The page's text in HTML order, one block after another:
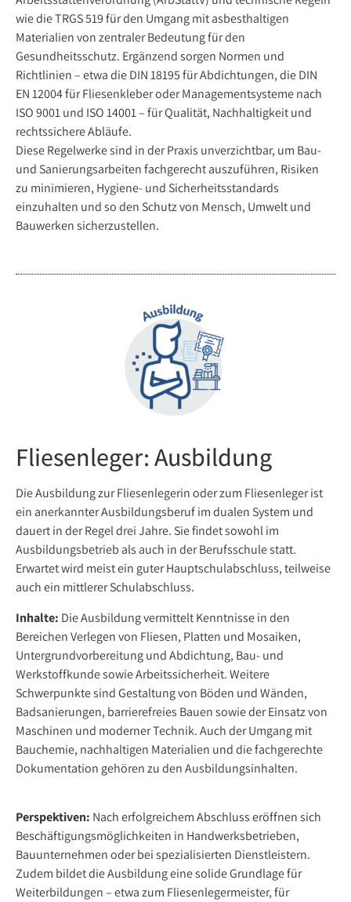
wie die TRGS 519 für den Umgang mit asbesthaltigen
Materialien von zentraler Bedeutung für den
Gesundheitsschutz. Ergänzend sorgen Normen und
Richtlinien – etwa die DIN 18195 für Abdichtungen, die DIN
EN 12004 für Fliesenkleber oder Managementsysteme nach
ISO 9001 und ISO 14001 – für Qualität, Nachhaltigkeit und
rechtssichere Abläufe.
Diese Regelwerke sind in der Praxis unverzichtbar, um Bau-
und Sanierungsarbeiten fachgerecht auszuführen, Risiken
zu minimieren, Hygiene- und Sicherheitsstandards
einzuhalten und so den Schutz von Mensch, Umwelt und
Bauwerken sicherzustellen.
Fliesenleger: Ausbildung
Die Ausbildung zur Fliesenlegerin oder zum Fliesenleger ist
ein anerkannter Ausbildungsberuf im dualen System und
dauert in der Regel drei Jahre. Sie findet sowohl im
Ausbildungsbetrieb als auch in der Berufsschule statt.
Erwartet wird meist ein guter Hauptschulabschluss, teilweise
auch ein mittlerer Schulabschluss.
Inhalte: Die Ausbildung vermittelt Kenntnisse in den
Bereichen Verlegen von Fliesen, Platten und Mosaiken,
Untergrundvorbereitung und Abdichtung, Bau- und
Werkstoffkunde sowie Arbeitssicherheit. Weitere
Schwerpunkte sind Gestaltung von Böden und Wänden,
Badsanierungen, barrierefreies Bauen sowie der Einsatz von
Maschinen und moderner Technik. Auch der Umgang mit
Bauchemie, nachhaltigen Materialien und die fachgerechte
Dokumentation gehören zu den Ausbildungsinhalten.
Perspektiven: Nach erfolgreichem Abschluss eröffnen sich
Beschäftigungsmöglichkeiten in Handwerksbetrieben,
Bauunternehmen oder bei spezialisierten Dienstleistern.
Zudem bildet die Ausbildung eine solide Grundlage für
Weiterbildungen – etwa zum Fliesenlegermeister, für